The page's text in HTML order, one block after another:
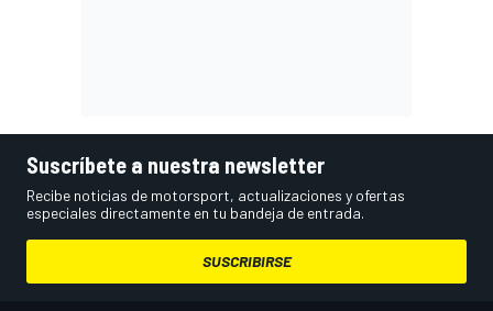
Suscríbete a nuestra newsletter
Recibe noticias de motorsport, actualizaciones y ofertas
especiales directamente en tu bandeja de entrada.
SUSCRIBIRSE